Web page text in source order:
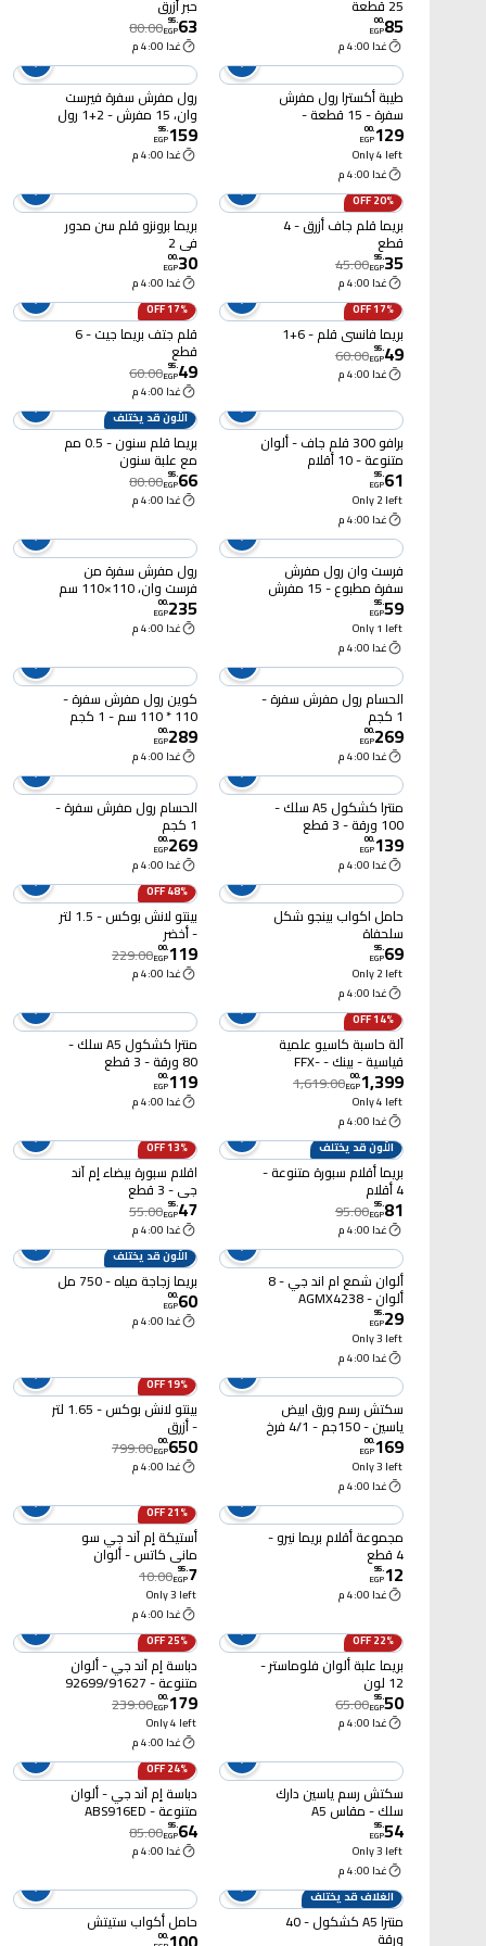
25 قطعة
85
.
00
EGP
غدا 4:00 م
حبر أزرق
63
.
95
EGP
80.00
غدا 4:00 م
طيبة أكسترا رول مفرش
سفرة - 15 قطعة -
110*110 سم
129
.
00
EGP
Only 4 left
غدا 4:00 م
رول مفرش سفرة فيرست
وان، 15 مفرش - 2+1 رول
- مطبوع
159
.
95
EGP
غدا 4:00 م
20% OFF
بريما قلم جاف أزرق - 4
قطع
35
.
95
EGP
45.00
غدا 4:00 م
بريما برونزو قلم سن مدور
في 2
30
.
00
EGP
غدا 4:00 م
17% OFF
بريما فانسي قلم - 6+1
49
.
95
EGP
60.00
غدا 4:00 م
17% OFF
قلم جتف بريما جيت - 6
قطع
49
.
95
EGP
60.00
غدا 4:00 م
برافو 300 قلم جاف - ألوان
متنوعة - 10 أقلام
61
.
95
EGP
Only 2 left
غدا 4:00 م
اللَّون قد يختلف
بريما قلم سنون - 0.5 مم
مع علبة سنون
66
.
95
EGP
80.00
غدا 4:00 م
فرست وان رول مفرش
سفرة مطبوع - 15 مفرش
59
.
95
EGP
Only 1 left
غدا 4:00 م
رول مفرش سفرة من
فرست وان، 110×110 سم
- 15 مفرش - 6 رول - أبيض
235
.
00
EGP
غدا 4:00 م
الحسام رول مفرش سفرة -
1 كجم
269
.
00
EGP
غدا 4:00 م
كوين رول مفرش سفرة -
110 * 110 سم - 1 كجم
289
.
00
EGP
غدا 4:00 م
منترا كشكول A5 سلك -
100 ورقة - 3 قطع
139
.
00
EGP
غدا 4:00 م
الحسام رول مفرش سفرة -
1 كجم
269
.
00
EGP
غدا 4:00 م
حامل اكواب بينجو شكل
سلحفاة
69
.
95
EGP
Only 2 left
غدا 4:00 م
48% OFF
بينتو لانش بوكس - 1.5 لتر
- أخضر
119
.
00
EGP
229.00
غدا 4:00 م
14% OFF
آلة حاسبة كاسيو علمية
قياسية - بينك - FFX-
991ESPLUS-2PK
1,399
.
00
EGP
1,619.00
Only 4 left
غدا 4:00 م
منترا كشكول A5 سلك -
80 ورقة - 3 قطع
119
.
00
EGP
غدا 4:00 م
اللَّون قد يختلف
بريما أقلام سبورة متنوعة -
4 أقلام
81
.
95
EGP
95.00
غدا 4:00 م
13% OFF
اقلام سبورة بيضاء إم آند
جي - 3 قطع
47
.
95
EGP
55.00
غدا 4:00 م
ألوان شمع ام اند جي - 8
ألوان - AGMX4238
29
.
95
EGP
Only 3 left
غدا 4:00 م
اللَّون قد يختلف
بريما زجاجة مياه - 750 مل
60
.
00
EGP
غدا 4:00 م
سكتش رسم ورق ابيض
ياسين - 150جم - 4/1 فرخ
169
.
00
EGP
Only 3 left
غدا 4:00 م
19% OFF
بينتو لانش بوكس - 1.65 لتر
- أزرق
650
.
00
EGP
799.00
غدا 4:00 م
مجموعة أقلام بريما نيرو -
4 قطع
12
.
95
EGP
غدا 4:00 م
21% OFF
أستيكة إم آند جي سو
ماني كاتس - ألوان
مختلفة - APX963MB
7
.
95
EGP
10.00
Only 3 left
غدا 4:00 م
22% OFF
بريما علبة ألوان فلوماستر -
12 لون
50
.
95
EGP
65.00
غدا 4:00 م
25% OFF
دباسة إم آند جي - ألوان
متنوعة - 92699/91627
179
.
00
EGP
239.00
Only 4 left
غدا 4:00 م
سكتش رسم ياسين دارك
سلك - مقاس A5
54
.
95
EGP
Only 3 left
غدا 4:00 م
24% OFF
دباسة إم آند جي - ألوان
متنوعة - ABS916ED
64
.
95
EGP
85.00
غدا 4:00 م
الغلاف قد يختلف
منترا A5 كشكول - 40
ورقة
حامل أكواب ستيتش
.
00